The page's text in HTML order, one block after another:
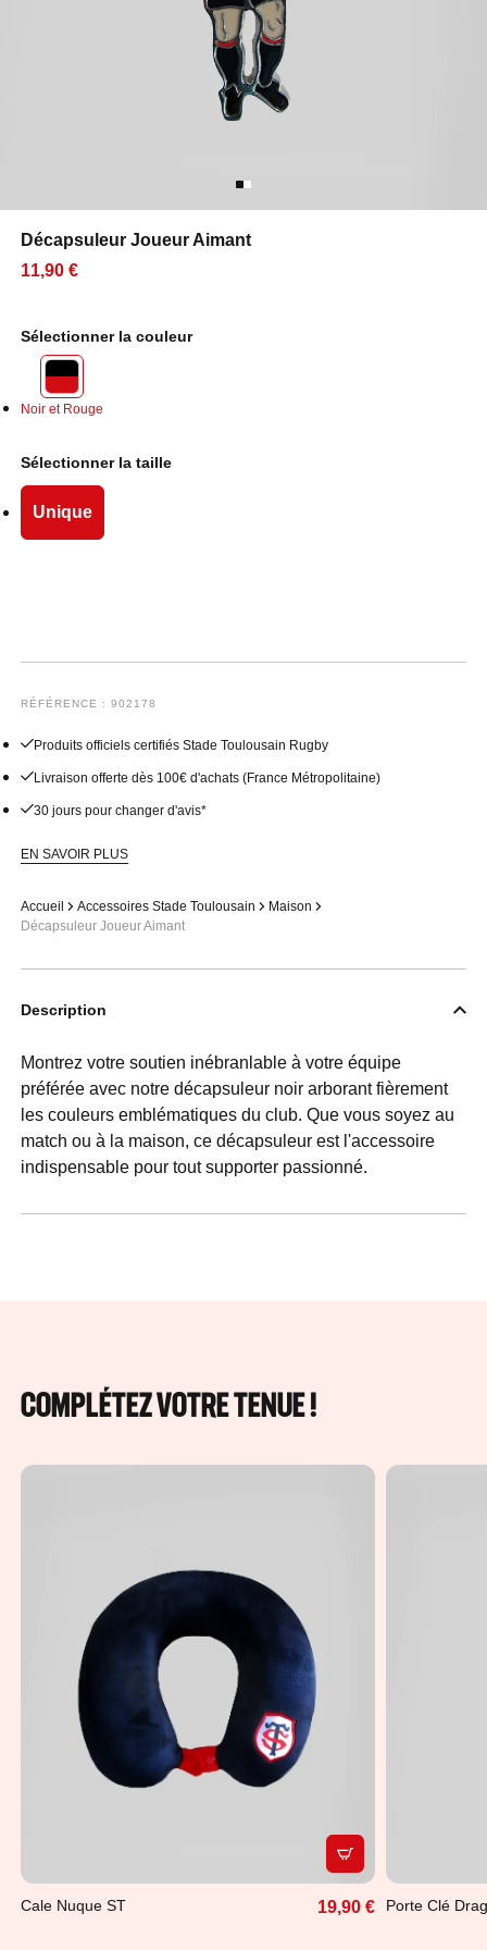
Décapsuleur Joueur Aimant
11,90 €
Sélectionner la couleur
Noir et Rouge
Sélectionner la taille
Unique
RÉFÉRENCE : 902178
Produits officiels certifiés Stade Toulousain Rugby
Livraison offerte dès 100€ d'achats (France Métropolitaine)
30 jours pour changer d'avis*
EN SAVOIR PLUS
Accueil Accessoires Stade Toulousain
Maison
Décapsuleur Joueur Aimant
Description
Montrez votre soutien inébranlable à votre équipe
préférée avec notre décapsuleur noir arborant fièrement
les couleurs emblématiques du club. Que vous soyez au
match ou à la maison, ce décapsuleur est l'accessoire
indispensable pour tout supporter passionné.
COMPLÉTEZ VOTRE TENUE !
APERÇU RAPIDE
Cale Nuque ST 19,90 € Porte Clé